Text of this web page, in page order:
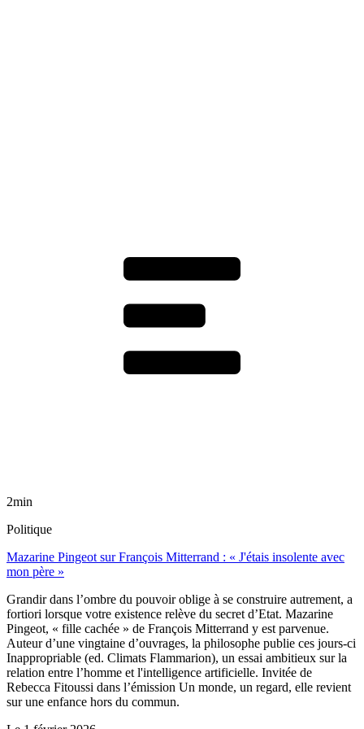
2min
Politique
Mazarine Pingeot sur François Mitterrand : « J'étais insolente avec
mon père »
Grandir dans l’ombre du pouvoir oblige à se construire autrement, a
fortiori lorsque votre existence relève du secret d’Etat. Mazarine
Pingeot, « fille cachée » de François Mitterrand y est parvenue.
Auteur d’une vingtaine d’ouvrages, la philosophe publie ces jours-ci
Inappropriable (ed. Climats Flammarion), un essai ambitieux sur la
relation entre l’homme et l'intelligence artificielle. Invitée de
Rebecca Fitoussi dans l’émission Un monde, un regard, elle revient
sur une enfance hors du commun.